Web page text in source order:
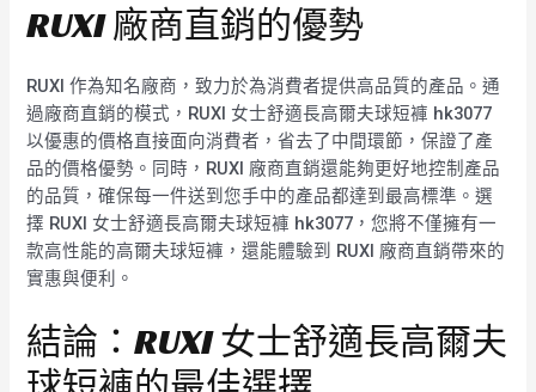
RUXI 廠商直銷的優勢
RUXI 作為知名廠商，致力於為消費者提供高品質的產品。通
過廠商直銷的模式，RUXI 女士舒適長高爾夫球短褲 hk3077
以優惠的價格直接面向消費者，省去了中間環節，保證了產
品的價格優勢。同時，RUXI 廠商直銷還能夠更好地控制產品
的品質，確保每一件送到您手中的產品都達到最高標準。選
擇 RUXI 女士舒適長高爾夫球短褲 hk3077，您將不僅擁有一
款高性能的高爾夫球短褲，還能體驗到 RUXI 廠商直銷帶來的
實惠與便利。
結論：RUXI 女士舒適長高爾夫